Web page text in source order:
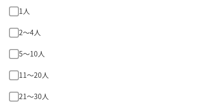
1人
2〜4人
5〜10人
11〜20人
21〜30人